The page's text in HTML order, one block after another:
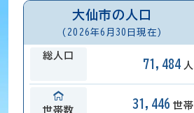
大仙市の人口
(2026年6月30日現在)
総人口
71,484 人
世帯数
31,446 世帯